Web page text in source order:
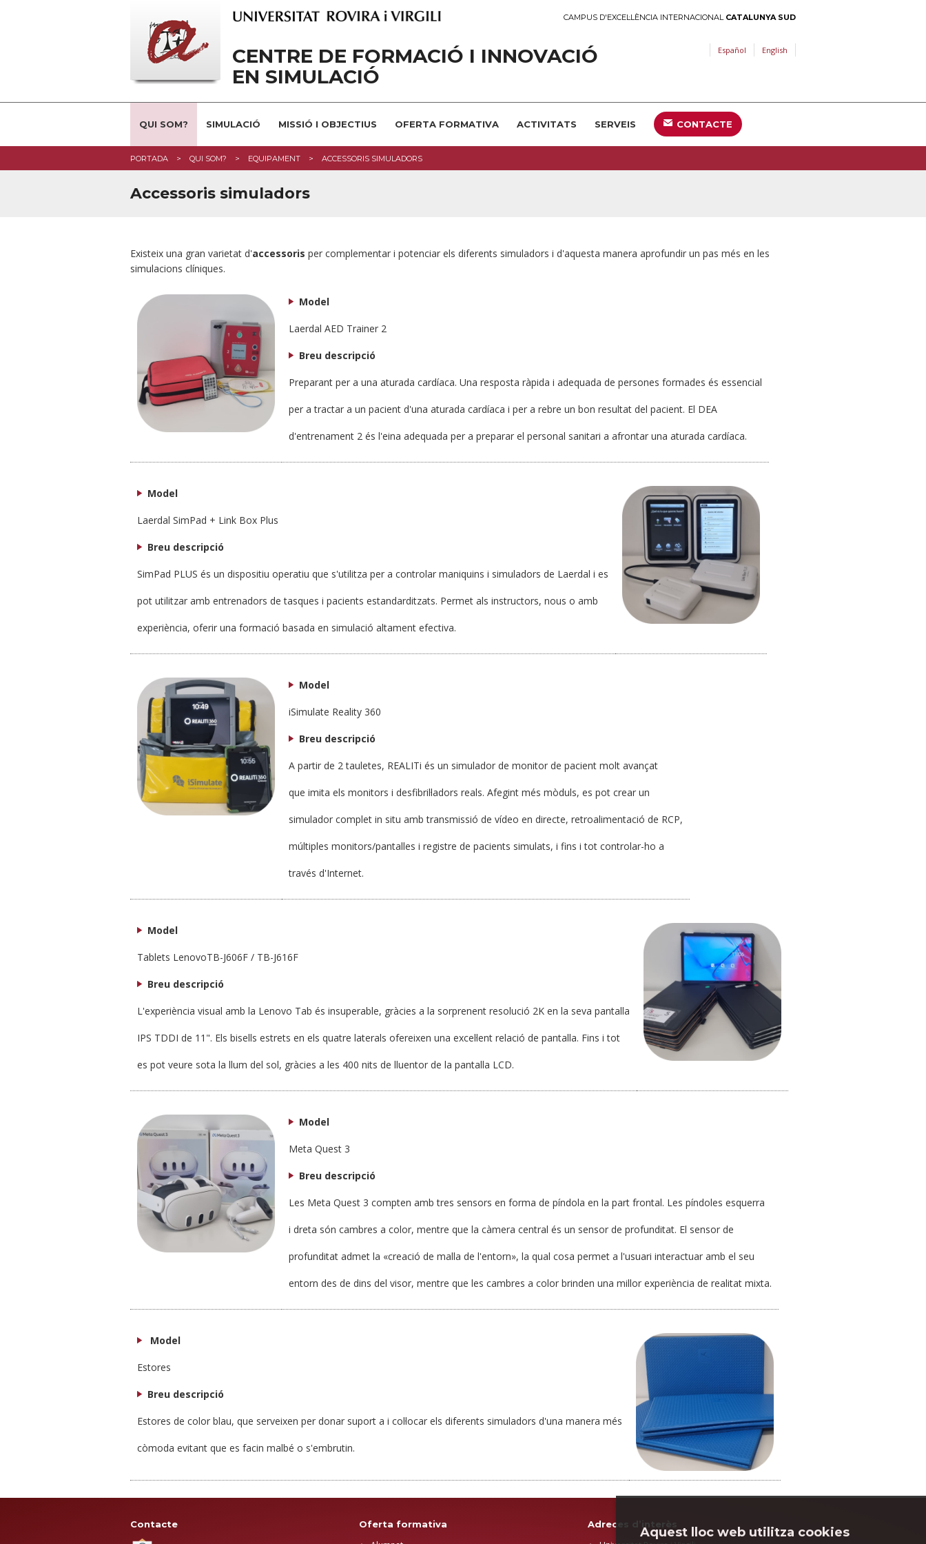
CAMPUS D'EXCEL·LÈNCIA INTERNACIONAL CATALUNYA SUD
CENTRE DE FORMACIÓ I INNOVACIÓ
EN SIMULACIÓ
Español English
QUI SOM? SIMULACIÓ MISSIÓ I OBJECTIUS OFERTA FORMATIVA ACTIVITATS SERVEIS CONTACTE
PORTADA QUI SOM? EQUIPAMENT ACCESSORIS SIMULADORS
Accessoris simuladors
Existeix una gran varietat d'accessoris per complementar i potenciar els diferents simuladors i d'aquesta manera aprofundir un pas més en les
simulacions clíniques.
Model
Laerdal AED Trainer 2
Breu descripció
Preparant per a una aturada cardíaca. Una resposta ràpida i adequada de persones formades és essencial
per a tractar a un pacient d'una aturada cardíaca i per a rebre un bon resultat del pacient. El DEA
d'entrenament 2 és l'eina adequada per a preparar el personal sanitari a afrontar una aturada cardíaca.
Model
Laerdal SimPad + Link Box Plus
Breu descripció
SimPad PLUS és un dispositiu operatiu que s'utilitza per a controlar maniquins i simuladors de Laerdal i es
pot utilitzar amb entrenadors de tasques i pacients estandarditzats. Permet als instructors, nous o amb
experiència, oferir una formació basada en simulació altament efectiva.
Model
iSimulate Reality 360
Breu descripció
A partir de 2 tauletes, REALITi és un simulador de monitor de pacient molt avançat
que imita els monitors i desfibril·ladors reals. Afegint més mòduls, es pot crear un
simulador complet in situ amb transmissió de vídeo en directe, retroalimentació de RCP,
múltiples monitors/pantalles i registre de pacients simulats, i fins i tot controlar-ho a
través d'Internet.
Model
Tablets LenovoTB-J606F / TB-J616F
Breu descripció
L'experiència visual amb la Lenovo Tab és insuperable, gràcies a la sorprenent resolució 2K en la seva pantalla
IPS TDDI de 11". Els bisells estrets en els quatre laterals ofereixen una excel·lent relació de pantalla. Fins i tot
es pot veure sota la llum del sol, gràcies a les 400 nits de lluentor de la pantalla LCD.
Model
Meta Quest 3
Breu descripció
Les Meta Quest 3 compten amb tres sensors en forma de píndola en la part frontal. Les píndoles esquerra
i dreta són cambres a color, mentre que la càmera central és un sensor de profunditat. El sensor de
profunditat admet la «creació de malla de l'entorn», la qual cosa permet a l'usuari interactuar amb el seu
entorn des de dins del visor, mentre que les cambres a color brinden una millor experiència de realitat mixta.
Model
Estores
Breu descripció
Estores de color blau, que serveixen per donar suport a i col·locar els diferents simuladors d'una manera més
còmoda evitant que es facin malbé o s'embrutin.
Contacte Oferta formativa Adreces d’interès
Aquest lloc web utilitza cookies